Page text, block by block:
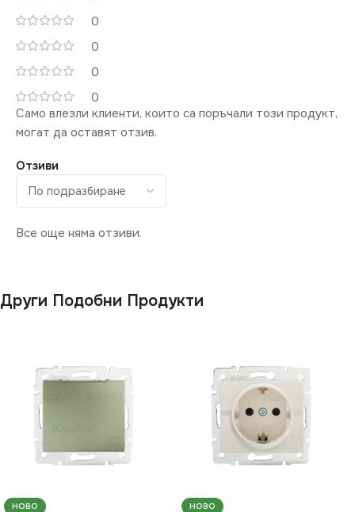
0
0
0
0
Отзиви
Все още няма отзиви.
Само влезли клиенти, които са поръчали този продукт,
могат да оставят отзив.
Други Подобни Продукти
НОВО НОВО